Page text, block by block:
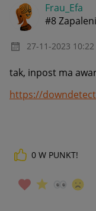
Frau_Efa
#8
‎27-11-2023 10:22
tak, inpost ma
https://
0 W PUNKT!